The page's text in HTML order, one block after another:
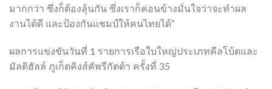
มากกว่า ซึ่งก็ต้องลุ้นกัน ซึ่งเราก็ค่อนข้างมั่นใจว่าจะทำผล
งานได้ดี และป้องกันแชมป์ให้คนไทยได้”
ผลการแข่งขันวันที่ 1 รายการเรือใบใหญ่ประเภทคีลโบ้ตและ
มัลติฮัลล์ ภูเก็ตคิงส์คัพรีกัตต้า ครั้งที่ 35